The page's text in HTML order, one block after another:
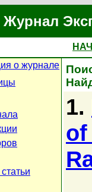
Журнал
о журнале
1.
of